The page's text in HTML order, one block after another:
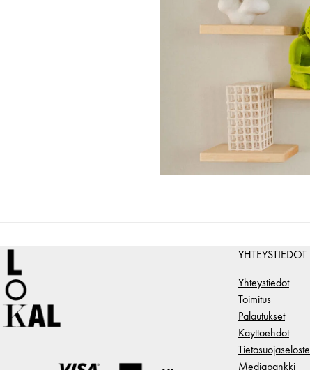
YHTEYSTIEDOT
Yhteystiedot
Toimitus
Palautukset
Käyttöehdot
Tietosuojaseloste
Mediapankki